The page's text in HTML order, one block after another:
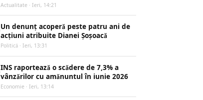
Actualitate · Ieri, 14:21
Un denunț acoperă peste patru ani de
acțiuni atribuite Dianei Șoșoacă
Politică · Ieri, 13:31
INS raportează o scădere de 7,3% a
vânzărilor cu amănuntul în iunie 2026
Economie · Ieri, 13:14